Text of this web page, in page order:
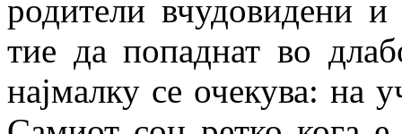
родители вчудовидени
тие да попаднат во
најмалку се очекува: на